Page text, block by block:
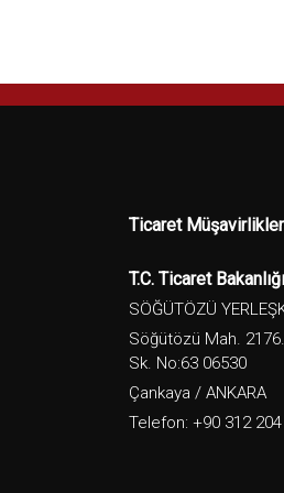
Ticaret
T.C. Ticaret Bakanlığı
SÖĞÜTÖZÜ
Söğütözü Mah. 2176.
Sk. No:63 06530
Çankaya / ANKARA
Telefon: +90 312